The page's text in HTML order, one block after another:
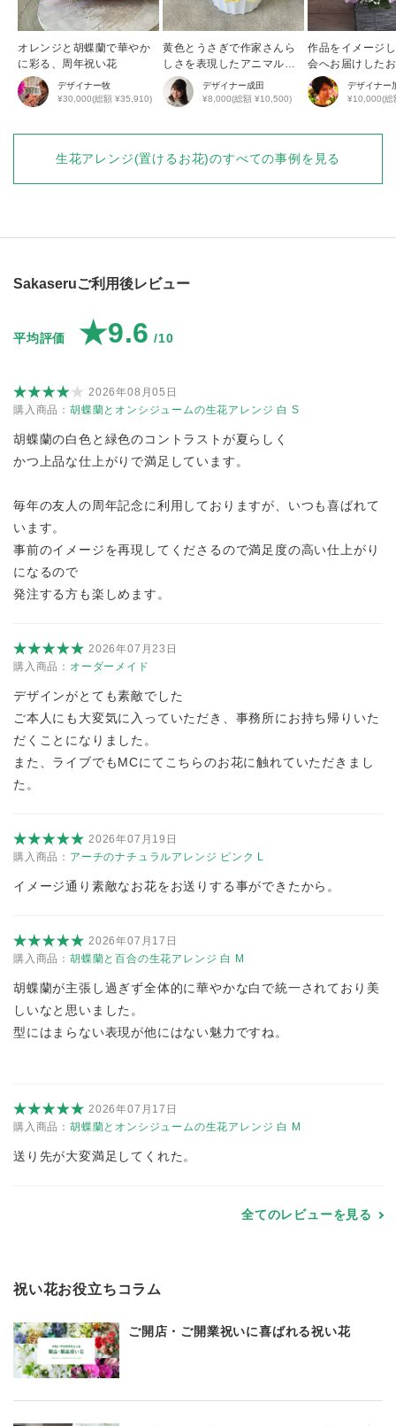
オレンジと胡蝶蘭で華やか
に彩る、周年祝い花
デザイナー牧
¥30,000(総額 ¥35,910)
黄色とうさぎで作家さんら
しさを表現したアニマルア
レンジ
デザイナー成田
¥8,000(総額 ¥10,500)
作品をイメージ
会へお届けした
デザイナー
¥10,000(総
生花アレンジ(置けるお花)のすべての事例を見る
Sakaseruご利用後レビュー
平均評価 ★9.6 /10
2026年08月05日
購入商品： 胡蝶蘭とオンシジュームの生花アレンジ 白 S
胡蝶蘭の白色と緑色のコントラストが夏らしく
かつ上品な仕上がりで満足しています。
毎年の友人の周年記念に利用しておりますが、いつも喜ばれて
います。
事前のイメージを再現してくださるので満足度の高い仕上がり
になるので
発注する方も楽しめます。
2026年07月23日
購入商品： オーダーメイド
デザインがとても素敵でした
ご本人にも大変気に入っていただき、事務所にお持ち帰りいた
だくことになりました。
また、ライブでもMCにてこちらのお花に触れていただきまし
た。
2026年07月19日
購入商品： アーチのナチュラルアレンジ ピンク L
イメージ通り素敵なお花をお送りする事ができたから。
2026年07月17日
購入商品： 胡蝶蘭と百合の生花アレンジ 白 M
胡蝶蘭が主張し過ぎず全体的に華やかな白で統一されており美
しいなと思いました。
型にはまらない表現が他にはない魅力ですね。
2026年07月17日
購入商品： 胡蝶蘭とオンシジュームの生花アレンジ 白 M
送り先が大変満足してくれた。
全てのレビューを見る
祝い花お役立ちコラム
ご開店・ご開業祝いに喜ばれる祝い花